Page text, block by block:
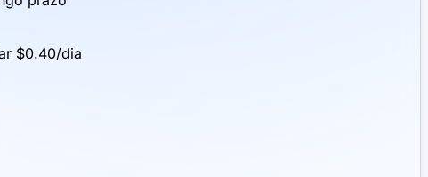
$0.40/dia